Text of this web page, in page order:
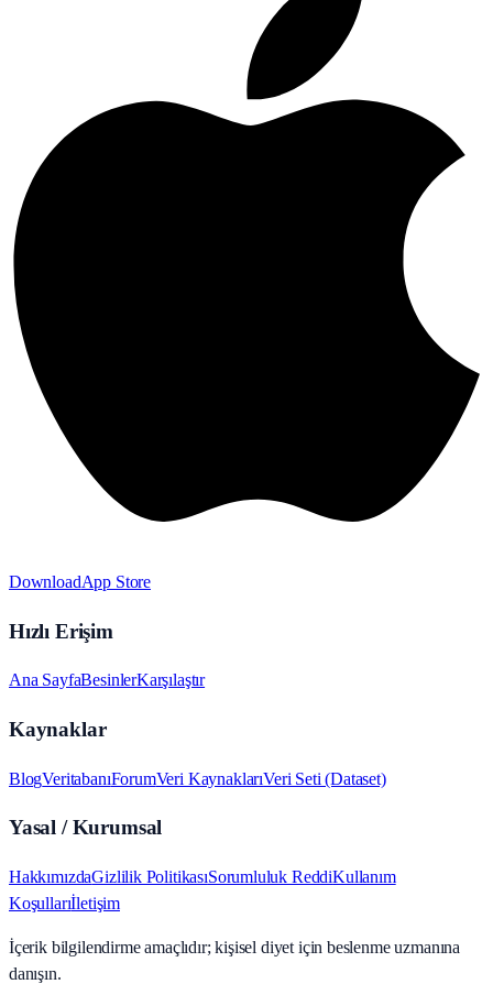
DownloadApp Store
Hızlı Erişim
Ana SayfaBesinlerKarşılaştır
Kaynaklar
BlogVeritabanıForumVeri KaynaklarıVeri Seti (Dataset)
Yasal / Kurumsal
HakkımızdaGizlilik PolitikasıSorumluluk ReddiKullanım
Koşullarıİletişim
İçerik bilgilendirme amaçlıdır; kişisel diyet için beslenme uzmanına
danışın.